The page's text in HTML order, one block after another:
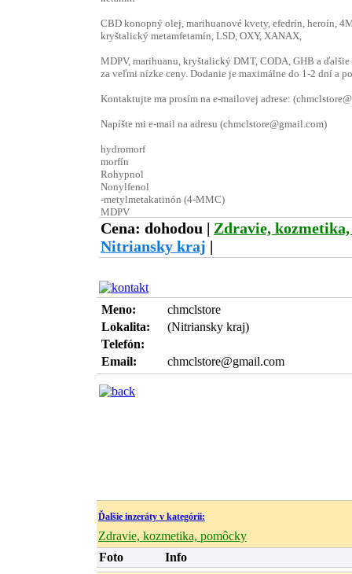
Cena: dohodou | Zdravie,
Nitriansky kraj |
Meno:
chmclstore
Lokalita:
(Nitriansky kraj)
Telefón:
Email:
chmclstore@gmail.com
Ďalšie inzeráty v kategórii:
Zdravie, kozmetika, pomôcky
Foto
Info